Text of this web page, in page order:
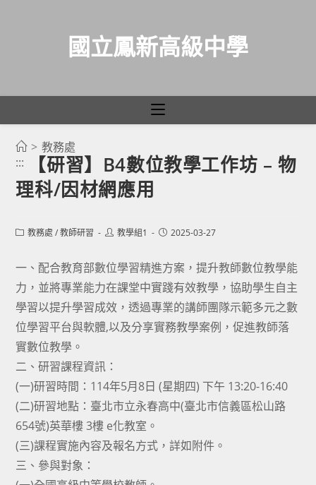
國立鳳新高級中學
> 教務處
:::
【研習】B4數位教學工作坊 – 物
理科/因材網應用
Post教務處 / 教師研習
Post教學組1
Post2025-03-27
一、配合教育部數位學習精進方案，提升教師數位教學能
力，並將專業能力在課堂中實踐有效教學，協助學生自主
學習以提升學習成效，透過專業的講師團隊示範多元之數
位學習平台與軟體,以及分享實務教學案例，促進教師落
實數位教學。
二、研習課程資訊：
(一)研習時間：114年5月8日 (星期四) 下午 13:20-16:40
(二)研習地點：臺北市立永春高中(臺北市信義區松山路
654號)英華樓 3樓 e化教室。
(三)課程實施內容及報名方式，詳如附件。
三、參與對象：